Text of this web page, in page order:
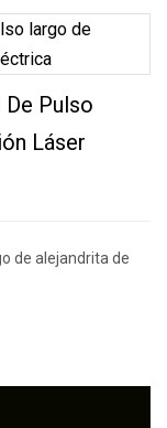
Pulso
Láser
de alejandrita de